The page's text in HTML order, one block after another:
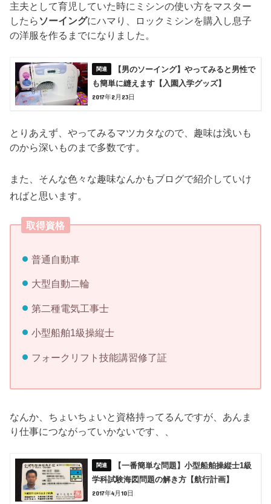
主夫として育児していた時にミシンの使い方をマスター
したら ソーイングにハマり、ロックミシンを購入し息子
の洋服を作るまでになりました。
【男のソーイング】やってみると男性で
も簡単に縫えます【入園入学グッズ】
2017年2月23日
とりあえず、やってみるマツカタなので、趣味は浅いも
のから深いものまで多数です。
また、そんな色々な趣味なんかもブログで紹介していけ
ればと思います。
取得資格
普通自動車
大型自動二輪
第二種電気工事士
小型船舶1級操縦士
フォークリフト技能講習修了証
なんか、ちょいちょいと資格持ってるんですが、あんま
り仕事につながっていかないです、、
【一番簡単な問題】小型船舶操縦士1級
学科試験海図問題の解き方【航行計画】
2017年4月10日